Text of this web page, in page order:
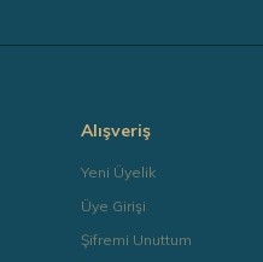
Alışveriş
Yeni Üyelik
Üye Girişi
Şifremi Unuttum